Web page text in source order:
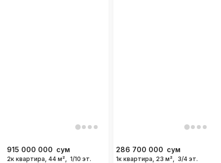
915 000 000 сум
2к квартира, 44 м², 1/10 эт.
286 700 000 сум
1к квартира, 23 м², 3/4 эт.